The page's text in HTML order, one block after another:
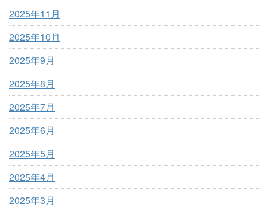
2025年11月
2025年10月
2025年9月
2025年8月
2025年7月
2025年6月
2025年5月
2025年4月
2025年3月